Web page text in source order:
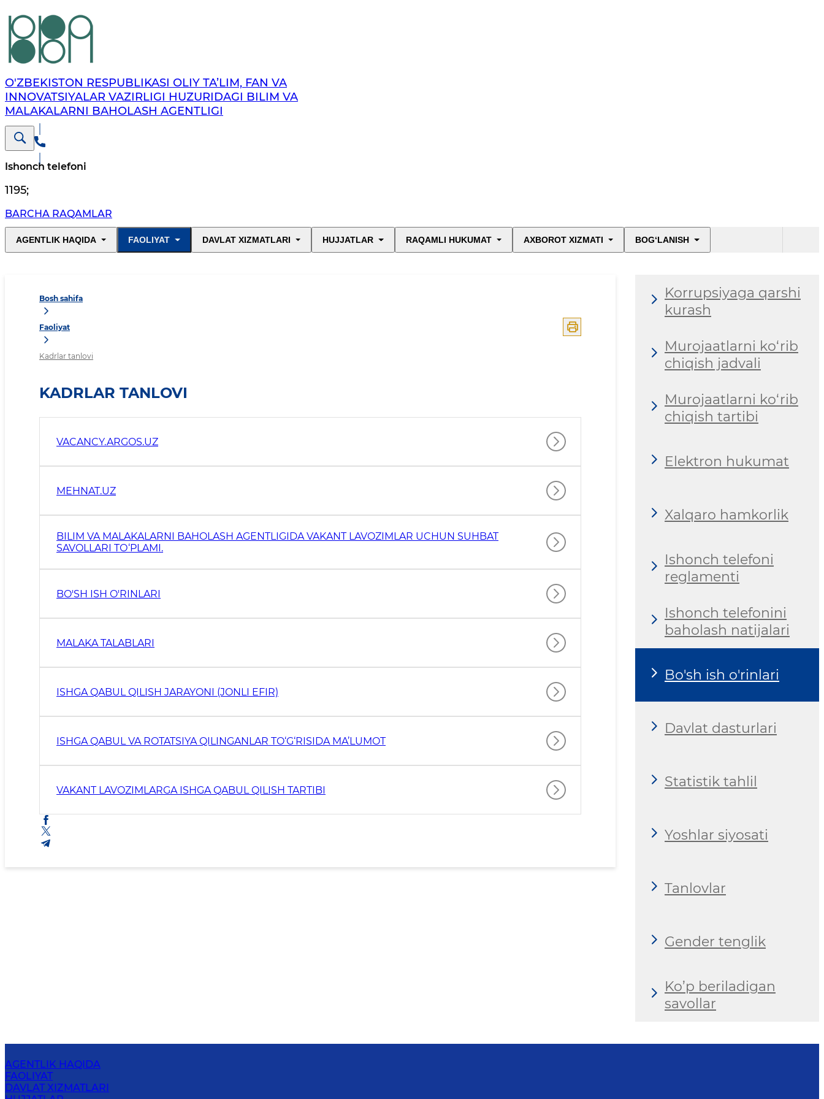
O'ZBEKISTON RESPUBLIKASI OLIY TA’LIM, FAN VA
INNOVATSIYALAR VAZIRLIGI HUZURIDAGI BILIM VA
MALAKALARNI BAHOLASH AGENTLIGI
Ishonch telefoni
1195;
BARCHA RAQAMLAR
AGENTLIK HAQIDA FAOLIYAT DAVLAT XIZMATLARI HUJJATLAR RAQAMLI HUKUMAT AXBOROT XIZMATI BOG‘LANISH
Bosh sahifa
Faoliyat
Kadrlar tanlovi
KADRLAR TANLOVI
VACANCY.ARGOS.UZ
MEHNAT.UZ
BILIM VA MALAKALARNI BAHOLASH AGENTLIGIDA VAKANT LAVOZIMLAR UCHUN SUHBAT
SAVOLLARI TО‘PLAMI.
BO'SH ISH O'RINLARI
MALAKA TALABLARI
ISHGA QABUL QILISH JARAYONI (JONLI EFIR)
ISHGA QABUL VA ROTATSIYA QILINGANLAR TO‘G‘RISIDA MA’LUMOT
VAKANT LAVOZIMLARGA ISHGA QABUL QILISH TARTIBI
Korrupsiyaga qarshi
kurash
Murojaatlarni ko‘rib
chiqish jadvali
Murojaatlarni ko‘rib
chiqish tartibi
Elektron hukumat
Xalqaro hamkorlik
Ishonch telefoni
reglamenti
Ishonch telefonini
baholash natijalari
Bo'sh ish o'rinlari
Davlat dasturlari
Statistik tahlil
Yoshlar siyosati
Tanlovlar
Gender tenglik
Ko’p beriladigan
savollar
AGENTLIK HAQIDA
FAOLIYAT
DAVLAT XIZMATLARI